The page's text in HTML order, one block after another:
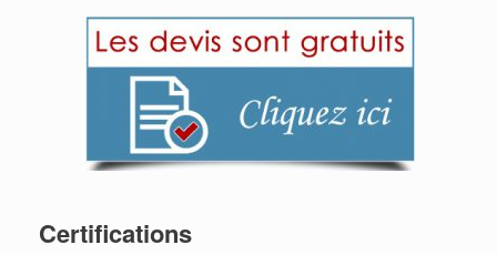
Certifications